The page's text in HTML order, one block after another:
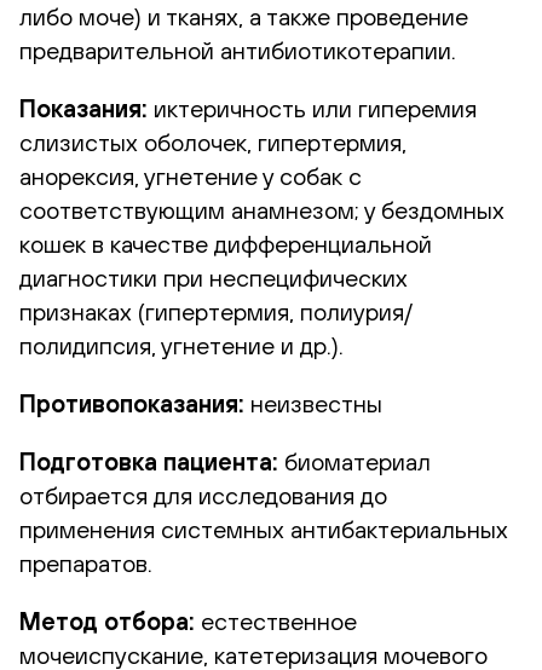
либо моче) и тканях, а также проведение
предварительной антибиотикотерапии.
Показания: иктеричность или гиперемия
слизистых оболочек, гипертермия,
анорексия, угнетение у собак с
соответствующим анамнезом; у бездомных
кошек в качестве дифференциальной
диагностики при неспецифических
признаках (гипертермия, полиурия/
полидипсия, угнетение и др.).
Противопоказания: неизвестны
Подготовка пациента: биоматериал
отбирается для исследования до
применения системных антибактериальных
препаратов.
Метод отбора: естественное
мочеиспускание, катетеризация мочевого